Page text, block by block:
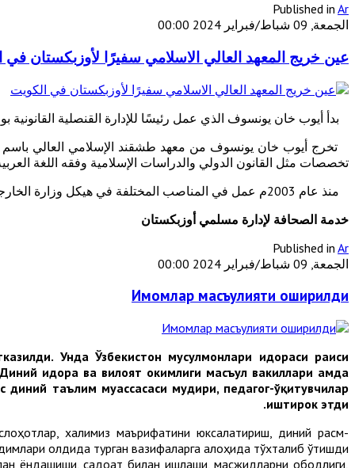
Published in Ar
الجمعة, 09 شباط/فبراير 2024 00:00
عين خريج المعهد العالي الاسلامي سفيرًا لأوزبكستان في
بدأ أيوب خان يونسوف الذي عمل رئيسًا للإدارة القنصلية
تخرج أيوب خان يونسوف من معهد طشقند الإسلامي العالي باسم
تخصصات مثل القانون الدولي والدراسات الإسلامية وفقه اللغة
منذ عام 2003م عمل في المناصب المختلفة في هيكل وزارة الخارجية بما في ذلك المكتب المركزي والسفارة في المملكة العربية السعودية والقنصليتين العامتين في جدة ودبي.
خدمة الصحافة لإدارة مسلمي أوزبكستان
Published in Ar
الجمعة, 09 شباط/فبراير 2024 00:00
Имомлар масъулияти оширилди
Унда Ўзбекистон мусулмонлари идораси раиси
идора ва вилоят ҳокимлиги масъул вакиллари ҳамда
таълим муассасаси мудири, педагог-ўқитувчилар
иштирок этди.
халқимиз маърифатини юксалатириш, диний расм-
олдида турган вазифаларга алоҳида тўхталиб ўтишди.
ёндашиши, садоқат билан ишлаши, масжидларни ободлиги,